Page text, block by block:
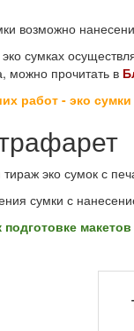
возможно
сумках
можно прочитать в
работ - эко
эко сумок с
сумки с
макетов